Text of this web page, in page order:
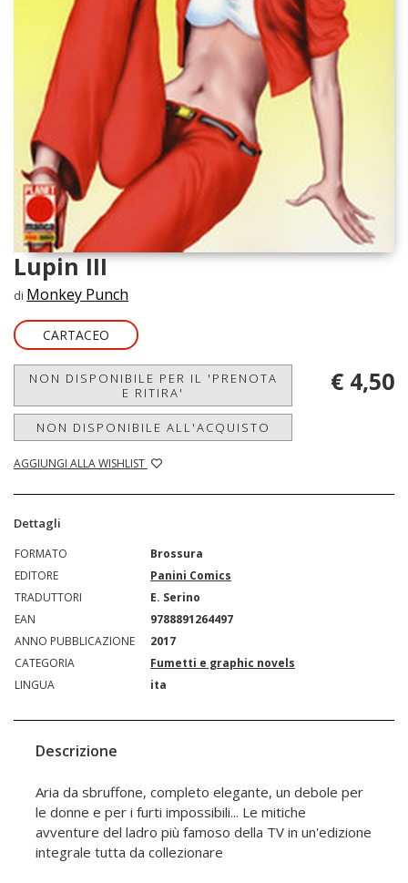
Lupin III
di Monkey Punch
CARTACEO
NON DISPONIBILE PER IL 'PRENOTA
E RITIRA'
NON DISPONIBILE ALL'ACQUISTO
AGGIUNGI ALLA WISHLIST
€ 4,50
Dettagli
FORMATO
Brossura
EDITORE
Panini Comics
TRADUTTORI
E. Serino
EAN
9788891264497
ANNO PUBBLICAZIONE
2017
CATEGORIA
Fumetti e graphic novels
LINGUA
ita
Descrizione
Aria da sbruffone, completo elegante, un debole per
le donne e per i furti impossibili... Le mitiche
avventure del ladro più famoso della TV in un'edizione
integrale tutta da collezionare